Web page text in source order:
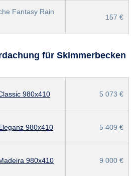
Fantasy Rain
157 €
für Skimmerbecken
980x410 5 073 €
980x410 5 409 €
980x410 9 000 €